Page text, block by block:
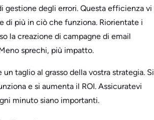
gestione degli errori. Questa efficienza vi
di più in ciò che funziona. Riorientate i
la creazione di campagne di email
sprechi, più impatto.
taglio al grasso della vostra strategia. Si
e si aumenta il ROI. Assicuratevi
minuto siano importanti.